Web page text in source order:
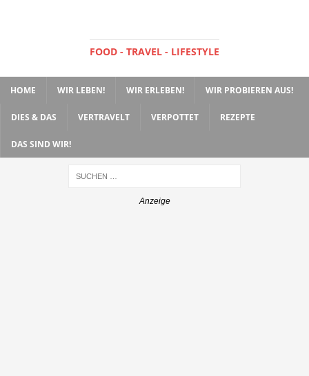
FOOD - TRAVEL - LIFESTYLE
HOME WIR LEBEN! WIR ERLEBEN! WIR PROBIEREN AUS!
DIES & DAS VERTRAVELT VERPOTTET REZEPTE
DAS SIND WIR!